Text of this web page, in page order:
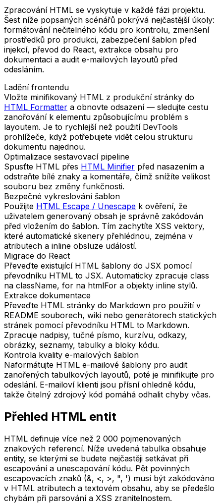
Zpracování HTML se vyskytuje v každé fázi projektu.
Šest níže popsaných scénářů pokrývá nejčastější úkoly:
formátování nečitelného kódu pro kontrolu, zmenšení
prostředků pro produkci, zabezpečení šablon před
injekcí, převod do React, extrakce obsahu pro
dokumentaci a audit e-mailových layoutů před
odesláním.
Ladění frontendu
Vložte minifikovaný HTML z produkční stránky do
HTML Formatter a obnovte odsazení — sledujte cestu
zanořování k elementu způsobujícímu problém s
layoutem. Je to rychlejší než použití DevTools
prohlížeče, když potřebujete vidět celou strukturu
dokumentu najednou.
Optimalizace sestavovací pipeline
Spusťte HTML přes HTML Minifier před nasazením a
odstraňte bílé znaky a komentáře, čímž snížíte velikost
souboru bez změny funkčnosti.
Bezpečné vykreslování šablon
Použijte HTML Escape / Unescape k ověření, že
uživatelem generovaný obsah je správně zakódován
před vložením do šablon. Tím zachytíte XSS vektory,
které automatické skenery přehlédnou, zejména v
atributech a inline obsluze událostí.
Migrace do React
Převeďte existující HTML šablony do JSX pomocí
převodníku HTML to JSX. Automaticky zpracuje class
na className, for na htmlFor a objekty inline stylů.
Extrakce dokumentace
Převeďte HTML stránky do Markdown pro použití v
README souborech, wiki nebo generátorech statických
stránek pomocí převodníku HTML to Markdown.
Zpracuje nadpisy, tučné písmo, kurzívu, odkazy,
obrázky, seznamy, tabulky a bloky kódu.
Kontrola kvality e-mailových šablon
Naformátujte HTML e-mailové šablony pro audit
zanořených tabulkových layoutů, poté je minifikujte pro
odeslání. E-mailoví klienti jsou přísní ohledně kódu,
takže čitelný zdrojový kód pomáhá odhalit chyby včas.
Přehled HTML entit
HTML definuje více než 2 000 pojmenovaných
znakových referencí. Níže uvedená tabulka obsahuje
entity, se kterými se budete nejčastěji setkávat při
escapování a unescapování kódu. Pět povinných
escapovacích znaků (&, <, >, ", ') musí být zakódováno
v HTML atributech a textovém obsahu, aby se předešlo
chybám při parsování a XSS zranitelnostem.